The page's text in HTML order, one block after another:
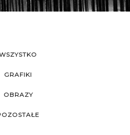
GRAFIKI
OBRAZY